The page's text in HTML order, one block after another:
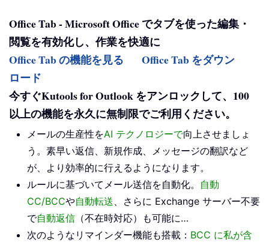
Office Tab - Microsoft Office でタブを使った編集・
閲覧を有効化し、作業を快適に
Office Tab の機能を見る
Office Tab をダウン
ロード
今すぐKutools for Outlook をアンロックして、100
以上の機能を永久に無制限でご利用ください。
メールの生産性をAI テクノロジーで向上させましょ
う。素早い返信、新規作成、メッセージの翻訳など
が、より効率的に行えるようになります。
ルールに基づいてメール送信を自動化。 自動
CC/BCCや自動転送、さらに Exchange サーバー不要
で自動返信 （不在時対応）も可能に…
次のようなリマインダー機能も搭載： BCC に私が含